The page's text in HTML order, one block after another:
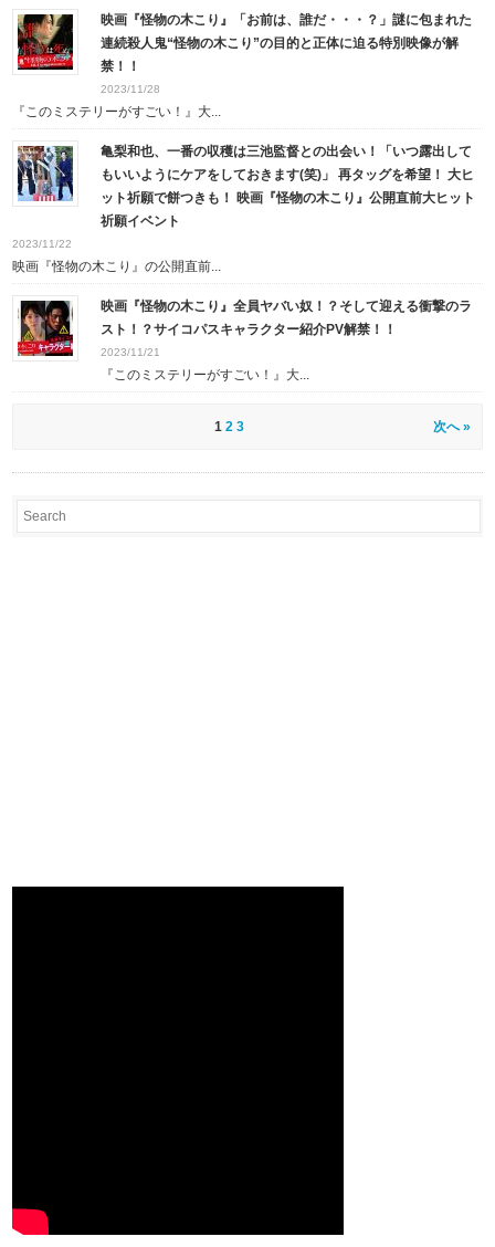
映画『怪物の木こり』「お前は、誰だ・・・？」謎に包まれた
連続殺人鬼“怪物の木こり”の目的と正体に迫る特別映像が解
禁！！
2023/11/28
『このミステリーがすごい！』大...
亀梨和也、一番の収穫は三池監督との出会い！「いつ露出して
もいいようにケアをしておきます(笑)」 再タッグを希望！ 大ヒ
ット祈願で餅つきも！ 映画『怪物の木こり』公開直前大ヒット
祈願イベント
2023/11/22
映画『怪物の木こり』の公開直前...
映画『怪物の木こり』全員ヤバい奴！？そして迎える衝撃のラ
スト！？サイコパスキャラクター紹介PV解禁！！
2023/11/21
『このミステリーがすごい！』大...
1 2 3 次へ »